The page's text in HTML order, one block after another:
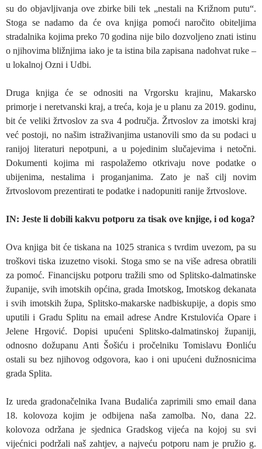
su do objavljivanja ove zbirke bili tek „nestali na Križnom putu“.
Stoga se nadamo da će ova knjiga pomoći naročito obiteljima
stradalnika kojima preko 70 godina nije bilo dozvoljeno znati istinu
o njihovima bližnjima iako je ta istina bila zapisana nadohvat ruke –
u lokalnoj Ozni i Udbi.
Druga knjiga će se odnositi na Vrgorsku krajinu, Makarsko
primorje i neretvanski kraj, a treća, koja je u planu za 2019. godinu,
bit će veliki žrtvoslov za sva 4 područja. Žrtvoslov za imotski kraj
već postoji, no našim istraživanjima ustanovili smo da su podaci u
ranijoj literaturi nepotpuni, a u pojedinim slučajevima i netočni.
Dokumenti kojima mi raspolažemo otkrivaju nove podatke o
ubijenima, nestalima i proganjanima. Zato je naš cilj novim
žrtvoslovom prezentirati te podatke i nadopuniti ranije žrtvoslove.
IN: Jeste li dobili kakvu potporu za tisak ove knjige, i od koga?
Ova knjiga bit će tiskana na 1025 stranica s tvrdim uvezom, pa su
troškovi tiska izuzetno visoki. Stoga smo se na više adresa obratili
za pomoć. Financijsku potporu tražili smo od Splitsko-dalmatinske
županije, svih imotskih općina, grada Imotskog, Imotskog dekanata
i svih imotskih župa, Splitsko-makarske nadbiskupije, a dopis smo
uputili i Gradu Splitu na email adrese Andre Krstulovića Opare i
Jelene Hrgović. Dopisi upućeni Splitsko-dalmatinskoj županiji,
odnosno dožupanu Anti Šošiću i pročelniku Tomislavu Đonliću
ostali su bez njihovog odgovora, kao i oni upućeni dužnosnicima
grada Splita.
Iz ureda gradonačelnika Ivana Budalića zaprimili smo email dana
18. kolovoza kojim je odbijena naša zamolba. No, dana 22.
kolovoza održana je sjednica Gradskog vijeća na kojoj su svi
vijećnici podržali naš zahtjev, a najveću potporu nam je pružio g.